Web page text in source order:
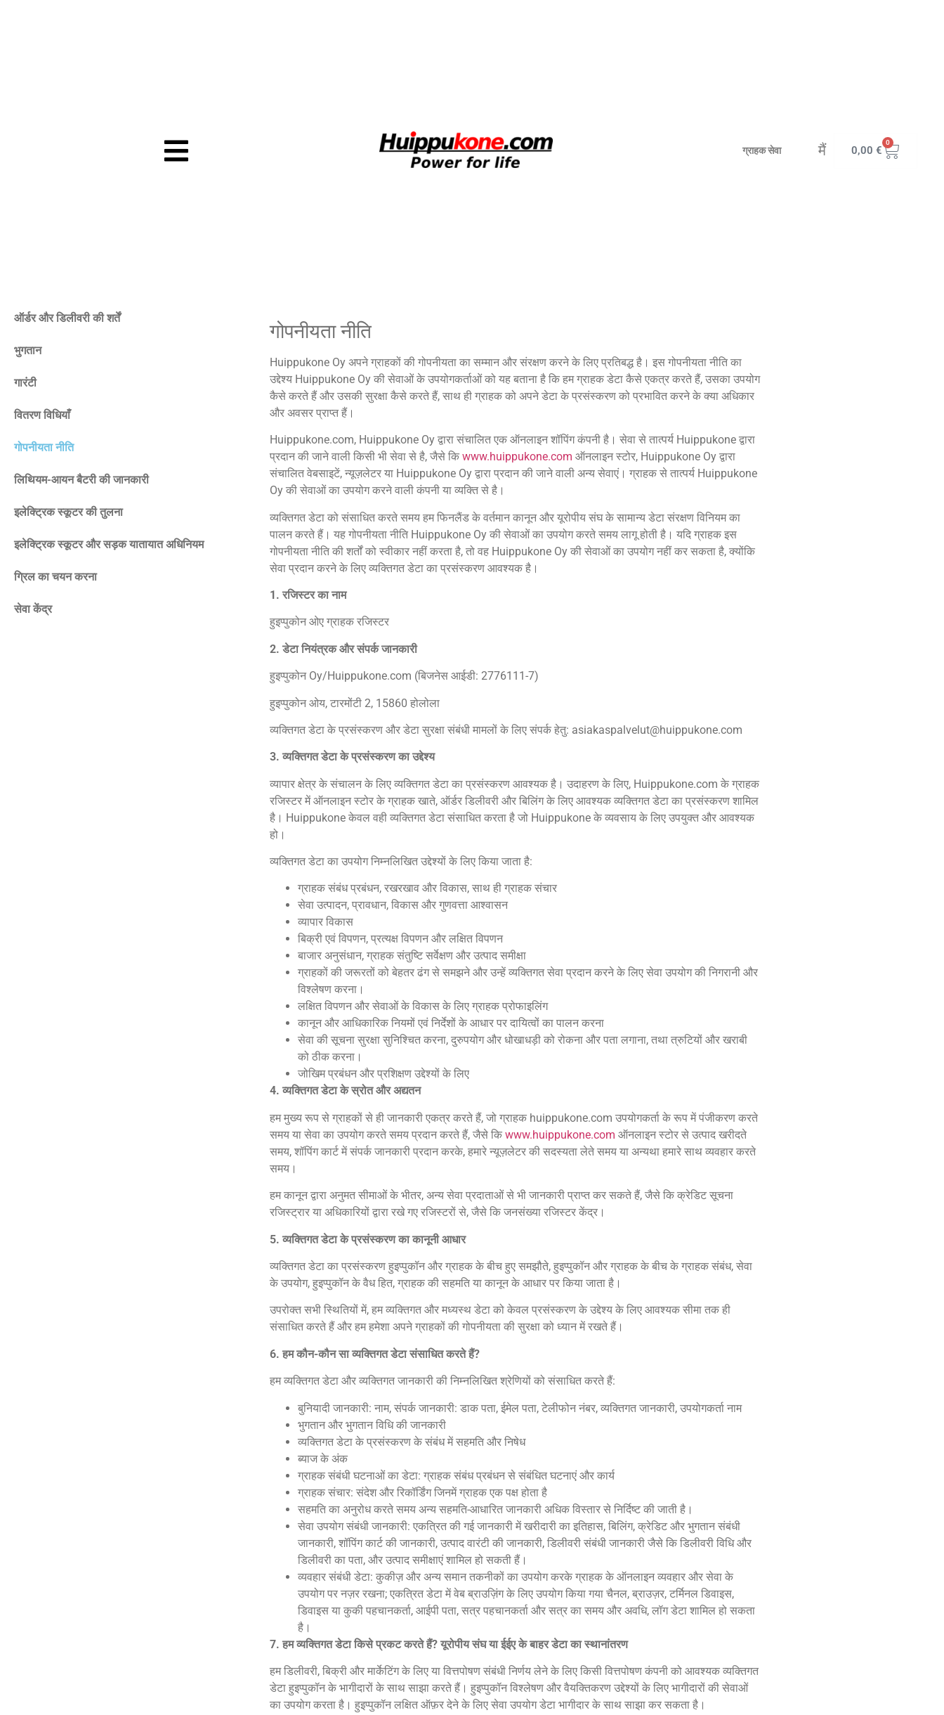
ग्राहक सेवा मैं 0,00 €
0
ऑर्डर और डिलीवरी की शर्तें
भुगतान
गारंटी
वितरण विधियाँ
गोपनीयता नीति
लिथियम-आयन बैटरी की जानकारी
इलेक्ट्रिक स्कूटर की तुलना
इलेक्ट्रिक स्कूटर और सड़क यातायात अधिनियम
ग्रिल का चयन करना
सेवा केंद्र
गोपनीयता नीति
Huippukone Oy अपने ग्राहकों की गोपनीयता का सम्मान और संरक्षण करने के लिए प्रतिबद्ध है। इस गोपनीयता नीति का
उद्देश्य Huippukone Oy की सेवाओं के उपयोगकर्ताओं को यह बताना है कि हम ग्राहक डेटा कैसे एकत्र करते हैं, उसका उपयोग
कैसे करते हैं और उसकी सुरक्षा कैसे करते हैं, साथ ही ग्राहक को अपने डेटा के प्रसंस्करण को प्रभावित करने के क्या अधिकार
और अवसर प्राप्त हैं।
Huippukone.com, Huippukone Oy द्वारा संचालित एक ऑनलाइन शॉपिंग कंपनी है। सेवा से तात्पर्य Huippukone द्वारा
प्रदान की जाने वाली किसी भी सेवा से है, जैसे कि www.huippukone.com ऑनलाइन स्टोर, Huippukone Oy द्वारा
संचालित वेबसाइटें, न्यूज़लेटर या Huippukone Oy द्वारा प्रदान की जाने वाली अन्य सेवाएं। ग्राहक से तात्पर्य Huippukone
Oy की सेवाओं का उपयोग करने वाली कंपनी या व्यक्ति से है।
व्यक्तिगत डेटा को संसाधित करते समय हम फिनलैंड के वर्तमान कानून और यूरोपीय संघ के सामान्य डेटा संरक्षण विनियम का
पालन करते हैं। यह गोपनीयता नीति Huippukone Oy की सेवाओं का उपयोग करते समय लागू होती है। यदि ग्राहक इस
गोपनीयता नीति की शर्तों को स्वीकार नहीं करता है, तो वह Huippukone Oy की सेवाओं का उपयोग नहीं कर सकता है, क्योंकि
सेवा प्रदान करने के लिए व्यक्तिगत डेटा का प्रसंस्करण आवश्यक है।
1. रजिस्टर का नाम
हुइप्पुकोन ओए ग्राहक रजिस्टर
2. डेटा नियंत्रक और संपर्क जानकारी
हुइप्पुकोन Oy/Huippukone.com (बिजनेस आईडी: 2776111-7)
हुइप्पुकोन ओय, टारमोंटी 2, 15860 होलोला
व्यक्तिगत डेटा के प्रसंस्करण और डेटा सुरक्षा संबंधी मामलों के लिए संपर्क हेतु: asiakaspalvelut@huippukone.com
3. व्यक्तिगत डेटा के प्रसंस्करण का उद्देश्य
व्यापार क्षेत्र के संचालन के लिए व्यक्तिगत डेटा का प्रसंस्करण आवश्यक है। उदाहरण के लिए, Huippukone.com के ग्राहक
रजिस्टर में ऑनलाइन स्टोर के ग्राहक खाते, ऑर्डर डिलीवरी और बिलिंग के लिए आवश्यक व्यक्तिगत डेटा का प्रसंस्करण शामिल
है। Huippukone केवल वही व्यक्तिगत डेटा संसाधित करता है जो Huippukone के व्यवसाय के लिए उपयुक्त और आवश्यक
हो।
व्यक्तिगत डेटा का उपयोग निम्नलिखित उद्देश्यों के लिए किया जाता है:
ग्राहक संबंध प्रबंधन, रखरखाव और विकास, साथ ही ग्राहक संचार
सेवा उत्पादन, प्रावधान, विकास और गुणवत्ता आश्वासन
व्यापार विकास
बिक्री एवं विपणन, प्रत्यक्ष विपणन और लक्षित विपणन
बाजार अनुसंधान, ग्राहक संतुष्टि सर्वेक्षण और उत्पाद समीक्षा
ग्राहकों की जरूरतों को बेहतर ढंग से समझने और उन्हें व्यक्तिगत सेवा प्रदान करने के लिए सेवा उपयोग की निगरानी और
विश्लेषण करना।
लक्षित विपणन और सेवाओं के विकास के लिए ग्राहक प्रोफाइलिंग
कानून और आधिकारिक नियमों एवं निर्देशों के आधार पर दायित्वों का पालन करना
सेवा की सूचना सुरक्षा सुनिश्चित करना, दुरुपयोग और धोखाधड़ी को रोकना और पता लगाना, तथा त्रुटियों और खराबी
को ठीक करना।
जोखिम प्रबंधन और प्रशिक्षण उद्देश्यों के लिए
4. व्यक्तिगत डेटा के स्रोत और अद्यतन
हम मुख्य रूप से ग्राहकों से ही जानकारी एकत्र करते हैं, जो ग्राहक huippukone.com उपयोगकर्ता के रूप में पंजीकरण करते
समय या सेवा का उपयोग करते समय प्रदान करते हैं, जैसे कि www.huippukone.com ऑनलाइन स्टोर से उत्पाद खरीदते
समय, शॉपिंग कार्ट में संपर्क जानकारी प्रदान करके, हमारे न्यूज़लेटर की सदस्यता लेते समय या अन्यथा हमारे साथ व्यवहार करते
समय।
हम कानून द्वारा अनुमत सीमाओं के भीतर, अन्य सेवा प्रदाताओं से भी जानकारी प्राप्त कर सकते हैं, जैसे कि क्रेडिट सूचना
रजिस्ट्रार या अधिकारियों द्वारा रखे गए रजिस्टरों से, जैसे कि जनसंख्या रजिस्टर केंद्र।
5. व्यक्तिगत डेटा के प्रसंस्करण का कानूनी आधार
व्यक्तिगत डेटा का प्रसंस्करण हुइप्पुकॉन और ग्राहक के बीच हुए समझौते, हुइप्पुकॉन और ग्राहक के बीच के ग्राहक संबंध, सेवा
के उपयोग, हुइप्पुकॉन के वैध हित, ग्राहक की सहमति या कानून के आधार पर किया जाता है।
उपरोक्त सभी स्थितियों में, हम व्यक्तिगत और मध्यस्थ डेटा को केवल प्रसंस्करण के उद्देश्य के लिए आवश्यक सीमा तक ही
संसाधित करते हैं और हम हमेशा अपने ग्राहकों की गोपनीयता की सुरक्षा को ध्यान में रखते हैं।
6. हम कौन-कौन सा व्यक्तिगत डेटा संसाधित करते हैं?
हम व्यक्तिगत डेटा और व्यक्तिगत जानकारी की निम्नलिखित श्रेणियों को संसाधित करते हैं:
बुनियादी जानकारी: नाम, संपर्क जानकारी: डाक पता, ईमेल पता, टेलीफोन नंबर, व्यक्तिगत जानकारी, उपयोगकर्ता नाम
भुगतान और भुगतान विधि की जानकारी
व्यक्तिगत डेटा के प्रसंस्करण के संबंध में सहमति और निषेध
ब्याज के अंक
ग्राहक संबंधी घटनाओं का डेटा: ग्राहक संबंध प्रबंधन से संबंधित घटनाएं और कार्य
ग्राहक संचार: संदेश और रिकॉर्डिंग जिनमें ग्राहक एक पक्ष होता है
सहमति का अनुरोध करते समय अन्य सहमति-आधारित जानकारी अधिक विस्तार से निर्दिष्ट की जाती है।
सेवा उपयोग संबंधी जानकारी: एकत्रित की गई जानकारी में खरीदारी का इतिहास, बिलिंग, क्रेडिट और भुगतान संबंधी
जानकारी, शॉपिंग कार्ट की जानकारी, उत्पाद वारंटी की जानकारी, डिलीवरी संबंधी जानकारी जैसे कि डिलीवरी विधि और
डिलीवरी का पता, और उत्पाद समीक्षाएं शामिल हो सकती हैं।
व्यवहार संबंधी डेटा: कुकीज़ और अन्य समान तकनीकों का उपयोग करके ग्राहक के ऑनलाइन व्यवहार और सेवा के
उपयोग पर नज़र रखना; एकत्रित डेटा में वेब ब्राउज़िंग के लिए उपयोग किया गया चैनल, ब्राउज़र, टर्मिनल डिवाइस,
डिवाइस या कुकी पहचानकर्ता, आईपी पता, सत्र पहचानकर्ता और सत्र का समय और अवधि, लॉग डेटा शामिल हो सकता
है।
7. हम व्यक्तिगत डेटा किसे प्रकट करते हैं? यूरोपीय संघ या ईईए के बाहर डेटा का स्थानांतरण
हम डिलीवरी, बिक्री और मार्केटिंग के लिए या वित्तपोषण संबंधी निर्णय लेने के लिए किसी वित्तपोषण कंपनी को आवश्यक व्यक्तिगत
डेटा हुइप्पुकॉन के भागीदारों के साथ साझा करते हैं। हुइप्पुकॉन विश्लेषण और वैयक्तिकरण उद्देश्यों के लिए भागीदारों की सेवाओं
का उपयोग करता है। हुइप्पुकॉन लक्षित ऑफ़र देने के लिए सेवा उपयोग डेटा भागीदार के साथ साझा कर सकता है।